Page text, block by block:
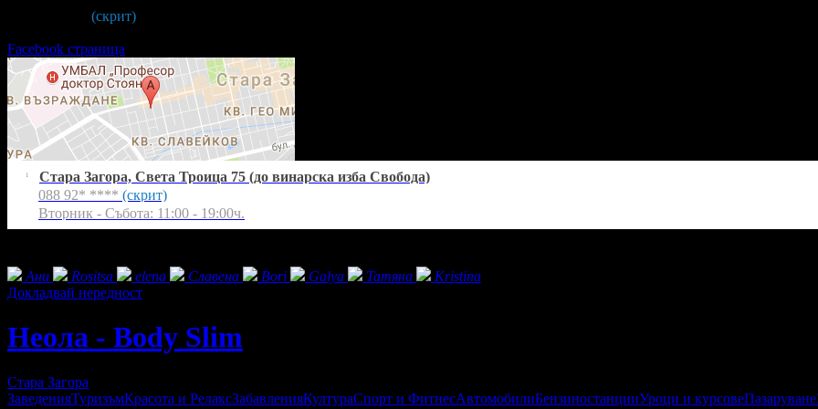
(скрит)
Facebook страница
1
Стара Загора, Света Троица 75 (до винарска изба Свобода)
088 92* **** (скрит)
Вторник - Събота: 11:00 - 19:00ч.
Ани
Rositsa elena Славена Bori Galya Татяна
Kristina
Докладвай нередност
Неола - Body Slim
Стара Загора
ЗаведенияТуризъмКрасота и РелаксЗабавленияКултураСпорт и ФитнесАвтомобилиБензиностанцииУроци и курсовеПазаруване